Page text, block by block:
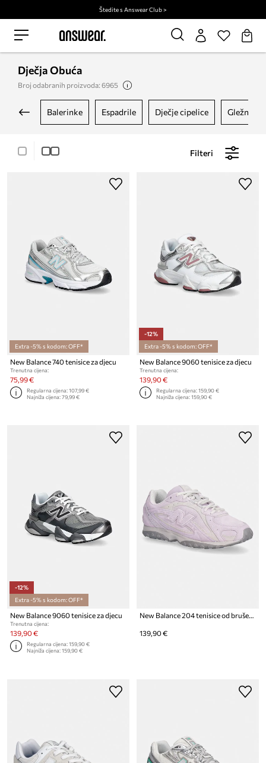
Štedite s Answear Club >
Dječja Obuća
Broj odabranih proizvoda: 6965
balerinke espadrile dječje cipelice gležnjače
Filteri
Extra -5% s kodom: OFF*
New Balance 740 tenisice za djecu
Trenutna cijena:
75,99 €
Regularna cijena:107,99 €
Najniža cijena:79,99 €
-12%
Extra -5% s kodom: OFF*
New Balance 9060 tenisice za djecu
Trenutna cijena:
139,90 €
Regularna cijena:159,90 €
Najniža cijena:159,90 €
-12%
Extra -5% s kodom: OFF*
New Balance 9060 tenisice za djecu
Trenutna cijena:
139,90 €
Regularna cijena:159,90 €
Najniža cijena:159,90 €
New Balance 204 tenisice od brušene kože
139,90 €